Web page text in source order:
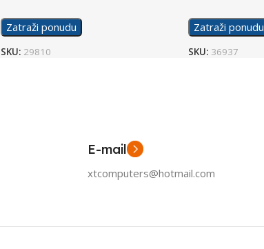
Zatraži ponudu
SKU: 29810
Zatraži ponudu
SKU: 36937
E-mail
xtcomputers@hotmail.com